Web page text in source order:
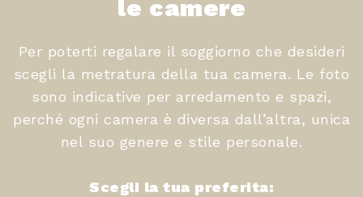
le camere
Per poterti regalare il soggiorno che desideri
scegli la metratura della tua camera. Le foto
sono indicative per arredamento e spazi,
perché ogni camera è diversa dall’altra, unica
nel suo genere e stile personale.
Scegli la tua preferita: